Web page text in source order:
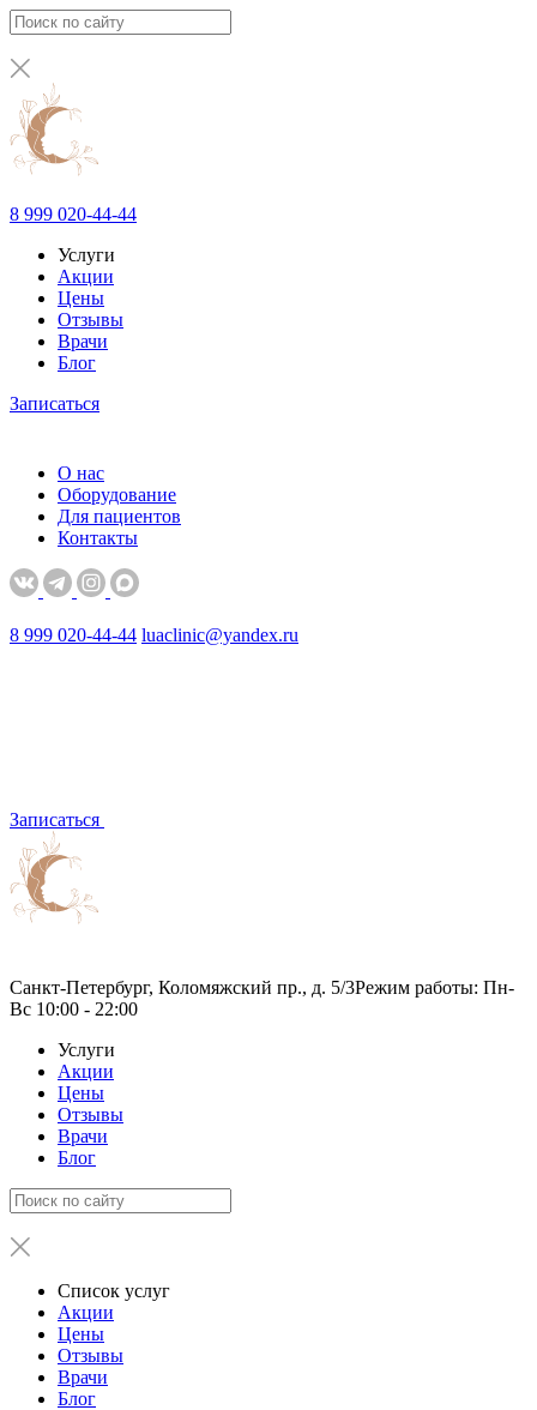
8 999 020-44-44
Услуги
Акции
Цены
Отзывы
Врачи
Блог
Записаться
О нас
Оборудование
Для пациентов
Контакты
8 999 020-44-44 luaclinic@yandex.ru
Записаться
Санкт-Петербург, Коломяжский пр., д. 5/3Режим работы: Пн-
Вс 10:00 - 22:00
Услуги
Акции
Цены
Отзывы
Врачи
Блог
Список услуг
Акции
Цены
Отзывы
Врачи
Блог